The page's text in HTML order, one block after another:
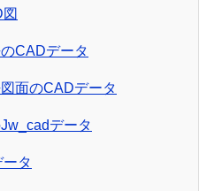
CADデータ
面のCADデータ
データ
タ